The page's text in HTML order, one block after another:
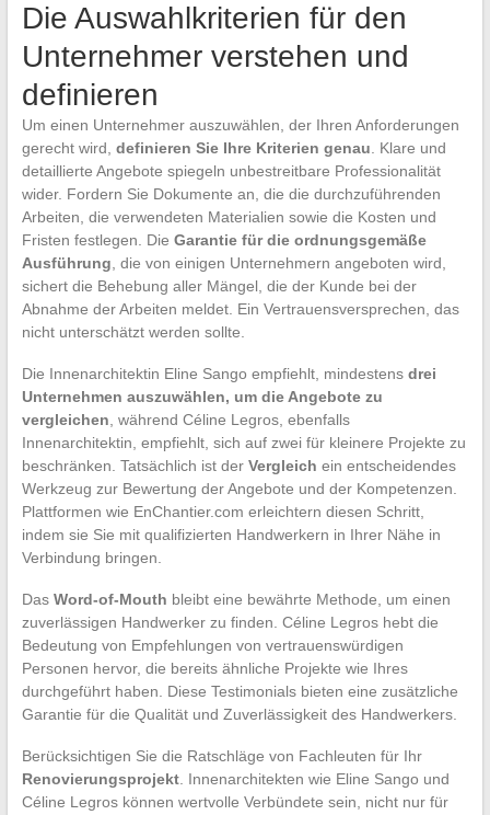
Die Auswahlkriterien für den
Unternehmer verstehen und
definieren
Um einen Unternehmer auszuwählen, der Ihren Anforderungen
gerecht wird, definieren Sie Ihre Kriterien genau. Klare und
detaillierte Angebote spiegeln unbestreitbare Professionalität
wider. Fordern Sie Dokumente an, die die durchzuführenden
Arbeiten, die verwendeten Materialien sowie die Kosten und
Fristen festlegen. Die Garantie für die ordnungsgemäße
Ausführung, die von einigen Unternehmern angeboten wird,
sichert die Behebung aller Mängel, die der Kunde bei der
Abnahme der Arbeiten meldet. Ein Vertrauensversprechen, das
nicht unterschätzt werden sollte.
Die Innenarchitektin Eline Sango empfiehlt, mindestens drei
Unternehmen auszuwählen, um die Angebote zu
vergleichen, während Céline Legros, ebenfalls
Innenarchitektin, empfiehlt, sich auf zwei für kleinere Projekte zu
beschränken. Tatsächlich ist der Vergleich ein entscheidendes
Werkzeug zur Bewertung der Angebote und der Kompetenzen.
Plattformen wie EnChantier.com erleichtern diesen Schritt,
indem sie Sie mit qualifizierten Handwerkern in Ihrer Nähe in
Verbindung bringen.
Das Word-of-Mouth bleibt eine bewährte Methode, um einen
zuverlässigen Handwerker zu finden. Céline Legros hebt die
Bedeutung von Empfehlungen von vertrauenswürdigen
Personen hervor, die bereits ähnliche Projekte wie Ihres
durchgeführt haben. Diese Testimonials bieten eine zusätzliche
Garantie für die Qualität und Zuverlässigkeit des Handwerkers.
Berücksichtigen Sie die Ratschläge von Fachleuten für Ihr
Renovierungsprojekt. Innenarchitekten wie Eline Sango und
Céline Legros können wertvolle Verbündete sein, nicht nur für